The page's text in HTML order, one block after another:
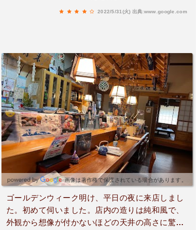
いろあって（丼物・各定食・にぎり定食）があり
（海鮮丼やミックスフライ定食に焼き魚定食から
煮魚定食とまだまだ沢山定食メニューありで値段
もリーズナブルな金額です）お昼の食事はとりあ
えず15時までで一旦終了されますが余裕があるの
で大丈夫と思いますが、ご夫婦２人でされてるの
で注文してから料理がくるまでちょっと時間がか
かりますが、よければ広い心で待ってあげて下さ
い お願い致します。支払い時に奥様と少しお話
ししましたが、凄く可愛かったです。笑笑。
2022/5/31(火) 出典:www.google.com
画像は著作権で保護されている場合があります。
ゴールデンウィーク明け、平日の夜に来店しまし
た。初めて伺いました。店内の造りは純和風で、
外観から想像が付かないほどの天井の高さに驚き